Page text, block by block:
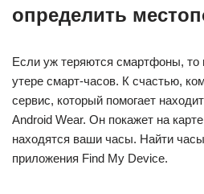
определить
Если уж теряются смартфоны, то
утере смарт-часов. К счастью,
сервис, который помогает
Android Wear. Он покажет на
находятся ваши часы. Найти
приложения Find My Device.